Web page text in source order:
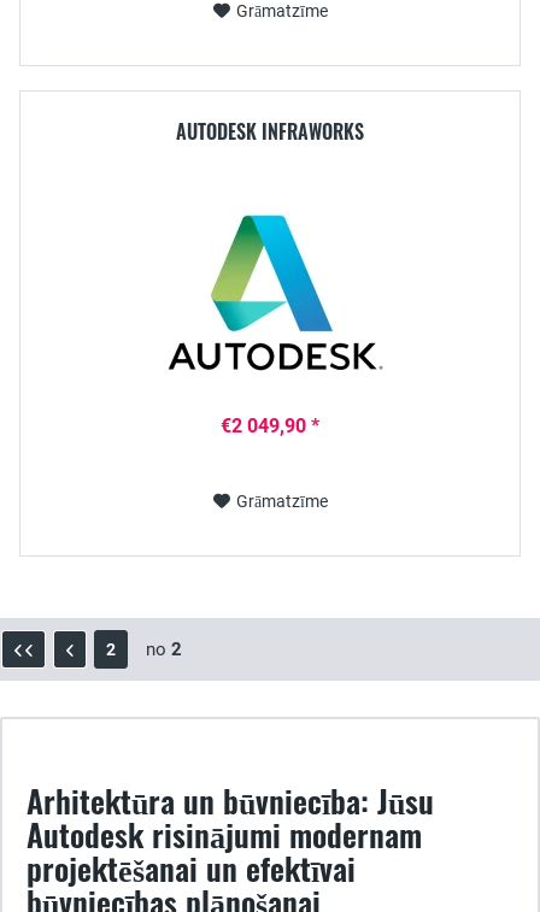
Grāmatzīme
AUTODESK INFRAWORKS
€2 049,90 *
Grāmatzīme
2 no 2
Arhitektūra un būvniecība: Jūsu
Autodesk risinājumi modernam
projektēšanai un efektīvai
būvniecības plānošanai